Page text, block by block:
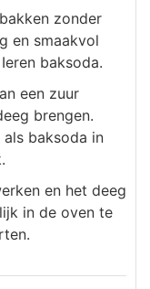
zonder
en smaakvol
baksoda.
een zuur
brengen.
baksoda in
en het deeg
in de oven te